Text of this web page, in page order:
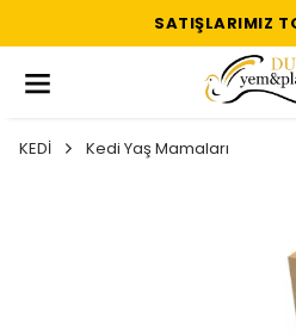
SATIŞLARIMIZ
KEDİ Kedi Yaş Mamaları